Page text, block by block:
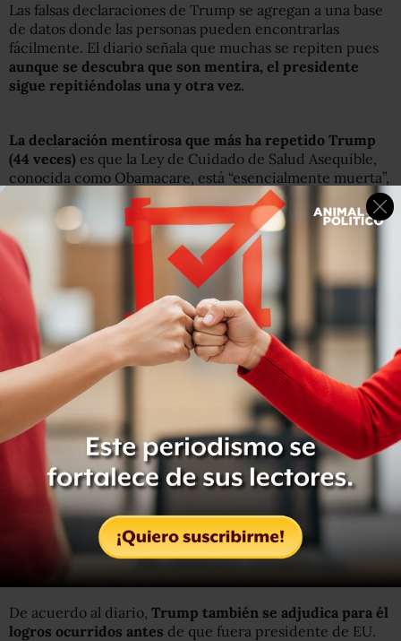
Las falsas declaraciones de Trump se agregan a una base
de datos donde las personas pueden encontrarlas
fácilmente. El diario señala que muchas se repiten pues
aunque se descubra que son mentira, el presidente
sigue repitiéndolas una y otra vez.
La declaración mentirosa que más ha repetido Trump
(44 veces) es que la Ley de Cuidado de Salud Asequible,
conocida como Obamacare, está “esencialmente muerta”,
sin embargo datos oficiales del Congreso señalan que el
gasto en este rubro se mantendrá estable en el futuro.
Y aunque ha repetido mucho que el Obamacare está
muerto, no ha sido suficiente para obtener los votos
suficientes entre los legisladores pera derogarlo.
De acuerdo al diario, Trump también se adjudica para él
logros ocurridos antes de que fuera presidente de EU.